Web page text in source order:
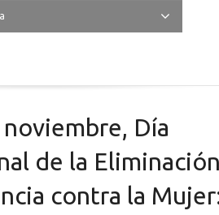
Día
de la
contra la